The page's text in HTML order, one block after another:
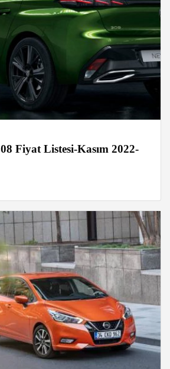
Fiyat Listesi-Kasım 2022-